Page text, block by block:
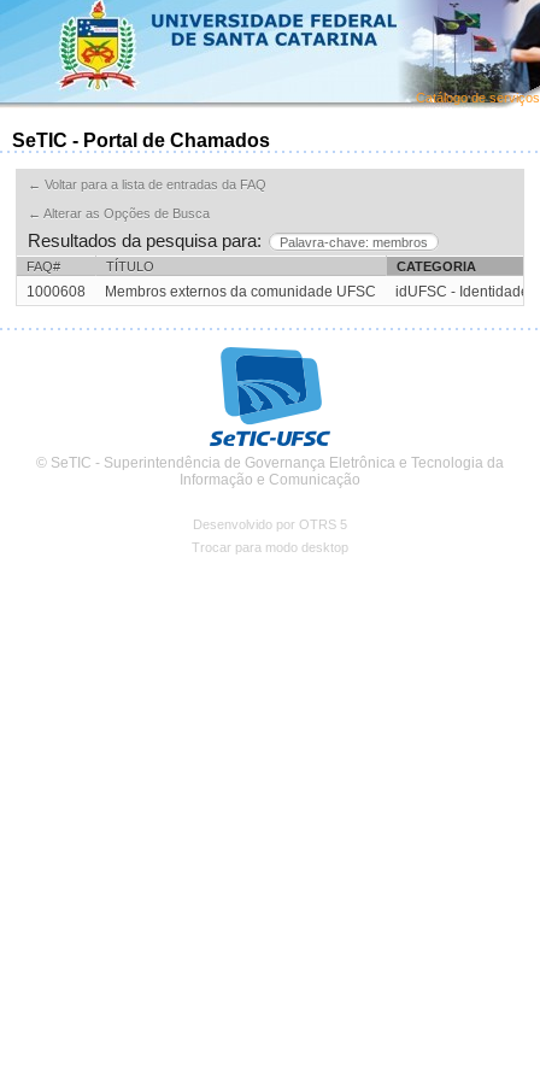
Catálogo de serviços
SeTIC - Portal de Chamados
← Voltar para a lista de entradas da FAQ
← Alterar as Opções de Busca
Resultados da pesquisa para:
Palavra-chave: membros
FAQ#
TÍTULO CATEGORIA
1000608 Membros externos da comunidade UFSC idUFSC - Identidade
© SeTIC - Superintendência de Governança Eletrônica e Tecnologia da
Informação e Comunicação
Desenvolvido por OTRS 5
Trocar para modo desktop